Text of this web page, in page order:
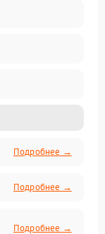
Подробнее →
Подробнее →
Подробнее →